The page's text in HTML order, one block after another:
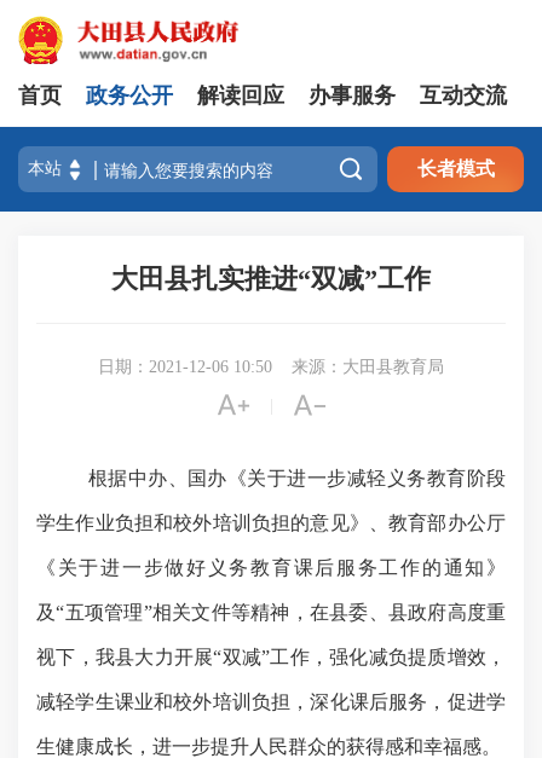
首页 政务公开 解读回应 办事服务 互动交流
 长者模式
大田县扎实推进“双减”工作
日期：2021-12-06 10:50 来源：大田县教育局
 
根据中办、国办《关于进一步减轻义务教育阶段
学生作业负担和校外培训负担的意见》、教育部办公厅
《关于进一步做好义务教育课后服务工作的通知》
及“五项管理”相关文件等精神，在县委、县政府高度重
视下，我县大力开展“双减”工作，强化减负提质增效，
减轻学生课业和校外培训负担，深化课后服务，促进学
生健康成长，进一步提升人民群众的获得感和幸福感。